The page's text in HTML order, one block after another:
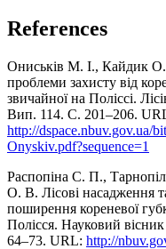
References
Ониськів М. І., Кайдик О.
проблеми захисту від
звичайної на Поліссі.
Вип. 114. С. 201–206.
http://dspace.nbuv.gov.ua/
Onyskiv.pdf?sequence=1
Распопіна С. П.,
О. В. Лісові насадження
поширення кореневої
Полісся. Науковий
64–73. URL: http://